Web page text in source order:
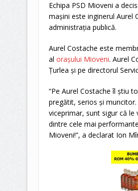
Echipa PSD Mioveni a
mașini este inginerul Aurel
administrația publică.
Aurel Costache este
al orașului Mioveni. Aurel
Țurlea și pe directorul
“Pe Aurel Costache îl știu
pregătit, serios și
viceprimar, sunt sigur că le
dintre cele mai
Mioveni!”, a declarat Ion